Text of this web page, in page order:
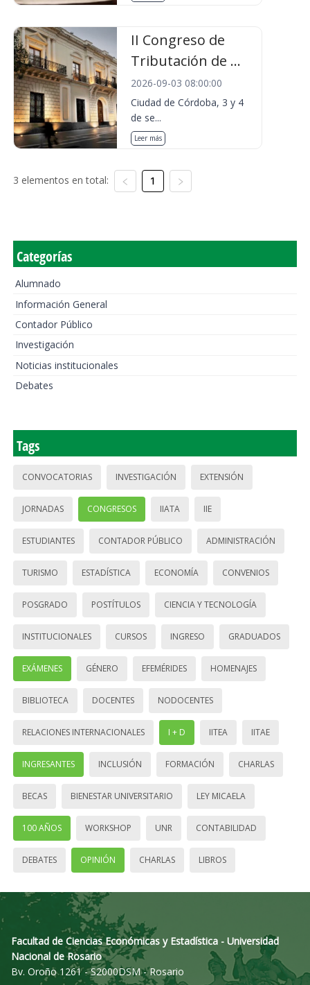
II Congreso de
Tributación de ...
2026-09-03 08:00:00
Ciudad de Córdoba, 3 y 4
de se...
Leer más
3 elementos en total: 1
Categorías
Alumnado
Información General
Contador Público
Investigación
Noticias institucionales
Debates
Tags
CONVOCATORIAS INVESTIGACIÓN EXTENSIÓN
JORNADAS CONGRESOS IIATA IIE
ESTUDIANTES CONTADOR PÚBLICO ADMINISTRACIÓN
TURISMO ESTADÍSTICA ECONOMÍA CONVENIOS
POSGRADO POSTÍTULOS CIENCIA Y TECNOLOGÍA
INSTITUCIONALES CURSOS INGRESO GRADUADOS
EXÁMENES GÉNERO EFEMÉRIDES HOMENAJES
BIBLIOTECA DOCENTES NODOCENTES
RELACIONES INTERNACIONALES I + D IITEA IITAE
INGRESANTES INCLUSIÓN FORMACIÓN CHARLAS
BECAS BIENESTAR UNIVERSITARIO LEY MICAELA
100 AÑOS WORKSHOP UNR CONTABILIDAD
DEBATES OPINIÓN CHARLAS LIBROS
Facultad de Ciencias Económicas y Estadística - Universidad
Nacional de Rosario
Bv. Oroño 1261 - S2000DSM - Rosario